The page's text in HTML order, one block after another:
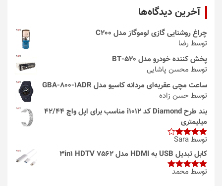
آخرین دیدگاه‌ها
چراغ روشنایی گازی لوموگاز مدل C200
توسط رضا
پخش کننده خودرو مدل 520-BT
توسط محسن پاشایی
ساعت مچی عقربه‌ای مردانه کاسیو مدل GBA-800-1ADR
توسط حسن زاده
بند طرح Diamond کد i1012 مناسب برای اپل واچ 42/44
میلیمتری
امتیاز4
از 5
توسط Sara
کابل تبدیل USB به HDMI مدل 3in1 HDTV 7562
امتیاز5از
توسط محمد